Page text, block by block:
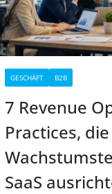
GESCHÄFT B2B
7 Revenue
Practices, die
SaaS